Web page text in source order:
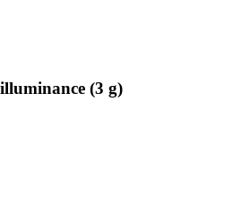
(3 g)